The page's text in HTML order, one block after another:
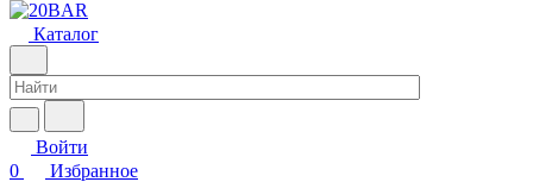
Каталог
Войти
0
Избранное